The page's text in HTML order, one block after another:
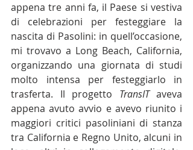
appena tre anni fa, il Paese si vestiva
di celebrazioni per festeggiare la
nascita di Pasolini: in quell’occasione,
mi trovavo a Long Beach, California,
organizzando una giornata di studi
molto intensa per festeggiarlo in
trasferta. Il progetto TransIT aveva
appena avuto avvio e avevo riunito i
maggiori critici pasoliniani di stanza
tra California e Regno Unito, alcuni in